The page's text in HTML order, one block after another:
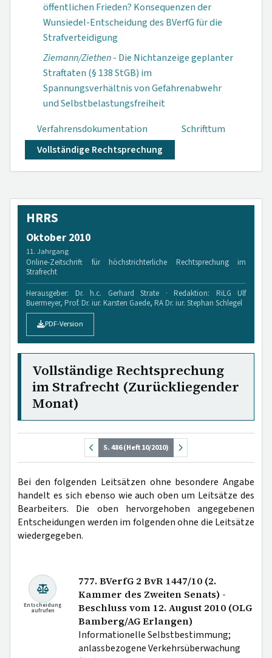
öffentlichen Frieden? Konsequenzen der
Wunsiedel-Entscheidung des BVerfG für die
Strafverteidigung
Ziemann/Ziethen- Die Nichtanzeige geplanter
Straftaten (§ 138 StGB) im
Spannungsverhältnis von Gefahrenabwehr
und Selbstbelastungs­freiheit
Verfahrensdokumen­tation
Schrifttum
Vollständige Rechtsprechung
HRRS
Oktober 2010
11. Jahrgang
Online-Zeitschrift für höchstrichterliche Rechtsprechung im
Strafrecht
Herausgeber: Dr. h.c. Gerhard Strate · Redaktion: RiLG Ulf
Buermeyer, Prof. Dr. iur. Karsten Gaede, RA Dr. iur. Stephan Schlegel
PDF-Version
Vollständige Rechtsprechung
im Strafrecht (Zurückliegender
Monat)
S. 486 (Heft 10/2010)
Bei den folgenden Leitsätzen ohne besondere Angabe
handelt es sich ebenso wie auch oben um Leitsätze des
Bearbeiters. Die oben hervorgehoben angegebenen
Entscheidungen werden im folgenden ohne die Leitsätze
wiedergegeben.
Entscheidung
aufrufen
777. BVerfG 2 BvR 1447/10 (2.
Kammer des Zweiten Senats) -
Beschluss vom 12. August 2010 (OLG
Bamberg/AG Erlangen)
Informationelle Selbstbestimmung;
anlassbezogene Verkehrsüberwachung